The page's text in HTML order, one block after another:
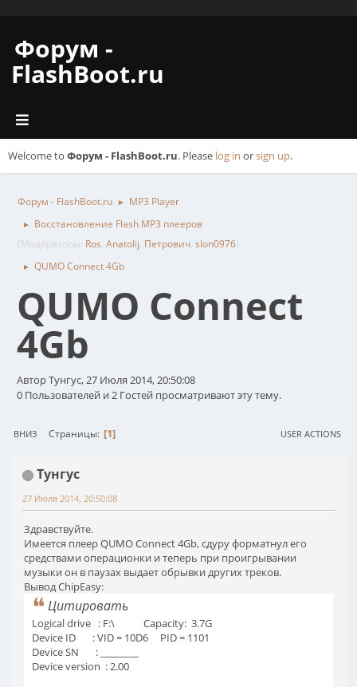
Форум -
FlashBoot.ru
Welcome to Форум - FlashBoot.ru. Please log in orsign up.
Форум - FlashBoot.ru ► MP3 Player
►
Восстановление Flash MP3 плееров
(Модераторы: Ros, Anatolij, Петрович, slon0976)
► QUMO Connect 4Gb
QUMO Connect
4Gb
Автор Тунгус, 27 Июля 2014, 20:50:08
0 Пользователей и 2 Гостей просматривают эту тему.
ВНИЗ Страницы 1 USER ACTIONS
Тунгус
27 Июля 2014, 20:50:08
Здравствуйте.
Имеется плеер QUMO Connect 4Gb, сдуру форматнул его
средствами операционки и теперь при проигрывании
музыки он в паузах выдает обрывки других треков.
Вывод ChipEasy:
Цитировать
Logical drive : F:\ Capacity: 3.7G
Device ID : VID = 10D6 PID = 1101
Device SN : ________
Device version : 2.00